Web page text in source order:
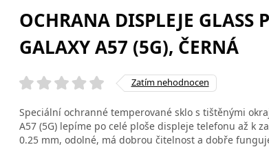
OCHRANA DISPLEJE GLASS
GALAXY A57 (5G), ČERNÁ
Zatím nehodnocen
Speciální ochranné temperované sklo s tištěnými
A57 (5G) lepíme po celé ploše displeje telefonu až k
0.25 mm, odolné, má dobrou čitelnost a dobře